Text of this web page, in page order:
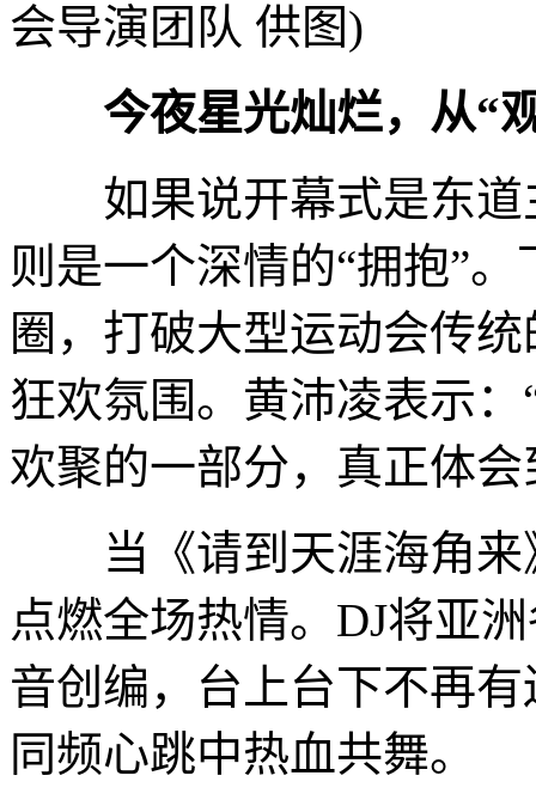
会导演团队 供图)
今夜星光灿烂，从“观
如果说开幕式是东道
则是一个深情的“拥抱”
圈，打破大型运动会传
狂欢氛围。黄沛凌表示
欢聚的一部分，真正体会
当《请到天涯海角来
点燃全场热情。DJ将亚
音创编，台上台下不再
同频心跳中热血共舞。